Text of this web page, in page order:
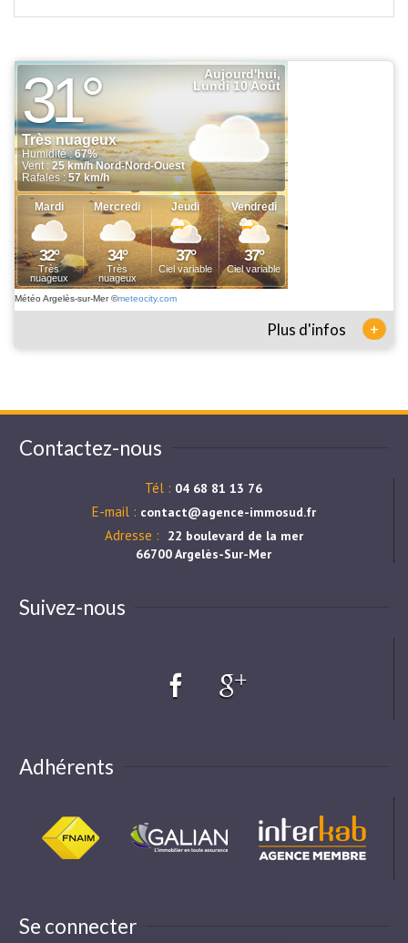
Météo Argelès-sur-Mer©meteocity.com
Plus d'infos +
Contactez-nous
Tél : 04 68 81 13 76
E-mail : contact@agence-immosud.fr
Adresse :
22 boulevard de la mer
66700 Argelès-Sur-Mer
Suivez-nous
Adhérents
Se connecter